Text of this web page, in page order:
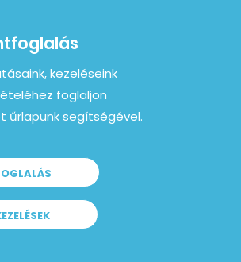
kezeléseink
foglaljon
űrlapunk segítségével.